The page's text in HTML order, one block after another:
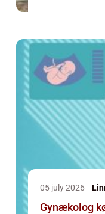
05 july 2026
Gynækolog